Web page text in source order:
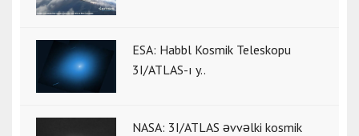
ESA: Habbl Kosmik Teleskopu
3I/ATLAS-ı y..
NASA: 3I/ATLAS əvvəlki kosmik